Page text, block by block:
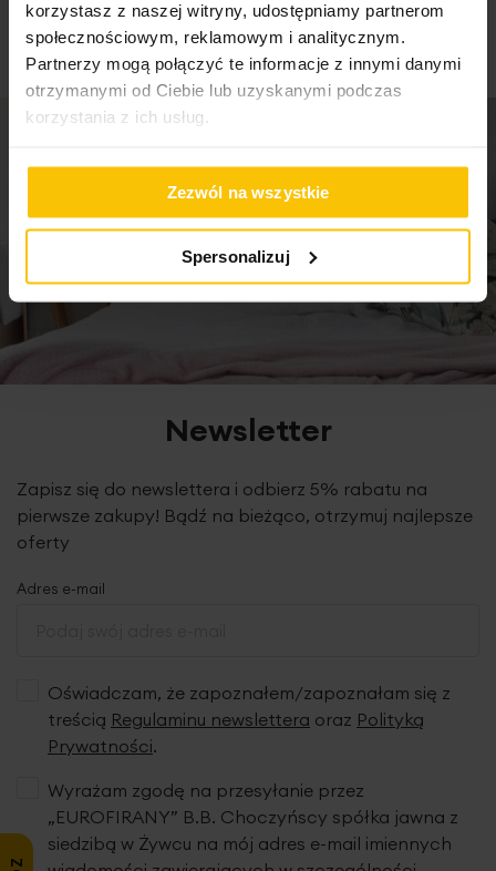
korzystasz z naszej witryny, udostępniamy partnerom
społecznościowym, reklamowym i analitycznym.
Partnerzy mogą połączyć te informacje z innymi danymi
otrzymanymi od Ciebie lub uzyskanymi podczas
korzystania z ich usług.
Zezwól na wszystkie
Spersonalizuj
certyfikatOEKO-TEX standard 100
Zestaw może zawierać dodatkowe elementy
zabezpieczające przed ewentualnymi uszkodzeniami
złożeniu zamówienia. Uprzejmie informujemy, że czas
realizacji zamówienia wynosi 3-5 dni roboczych.
Newsletter
Zapisz się do newslettera i odbierz 5% rabatu na
pierwsze zakupy! Bądź na bieżąco, otrzymuj najlepsze
oferty
Adres e-mail
Oświadczam, że zapoznałem/zapoznałam się z
treścią Regulaminu newslettera oraz Polityką
Prywatności.
Wyrażam zgodę na przesyłanie przez
„EUROFIRANY” B.B. Choczyńscy spółka jawna z
siedzibą w Żywcu na mój adres e-mail imiennych